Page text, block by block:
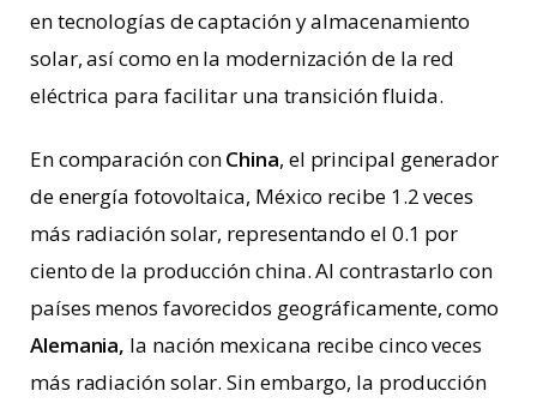
en tecnologías de captación y almacenamiento
solar, así como en la modernización de la red
eléctrica para facilitar una transición fluida.
En comparación conChina, el principal generador
de energía fotovoltaica, México recibe 1.2 veces
más radiación solar, representando el 0.1 por
ciento de la producción china. Al contrastarlo con
países menos favorecidos geográficamente, como
Alemania, la nación mexicana recibe cinco veces
más radiación solar. Sin embargo, la producción